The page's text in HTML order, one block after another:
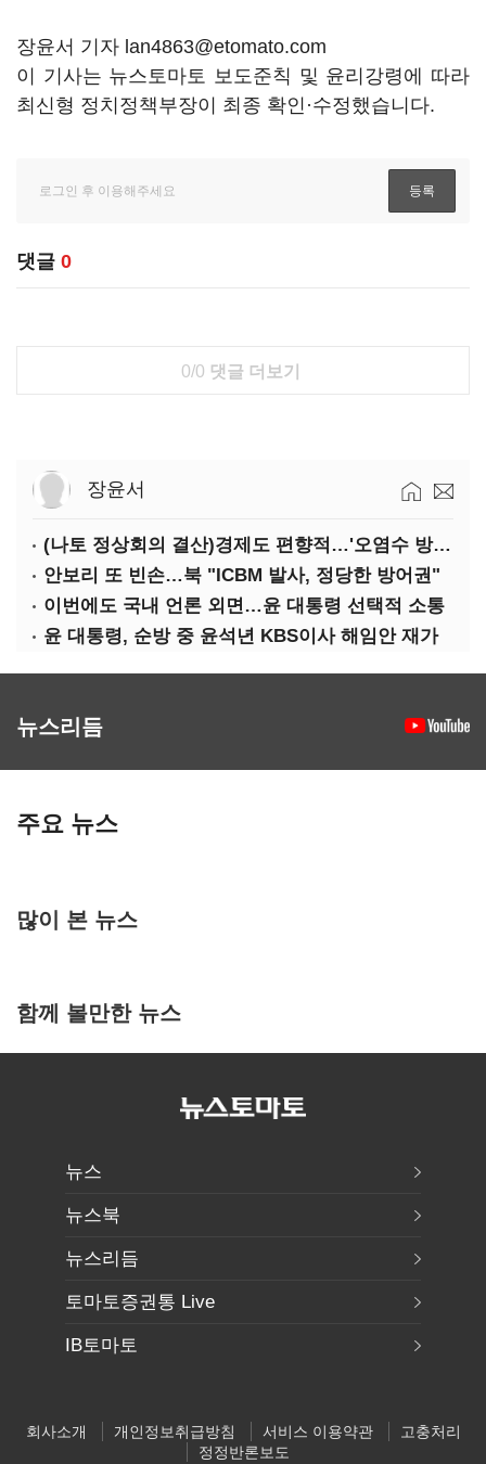
장윤서 기자 lan4863@etomato.com
이 기사는 뉴스토마토 보도준칙 및 윤리강령에 따라
최신형 정치정책부장이 최종 확인·수정했습니다.
댓글 0
0/0 댓글 더보기
장윤서
(나토 정상회의 결산)경제도 편향적…'오염수 방류'만 용인
안보리 또 빈손…북 "ICBM 발사, 정당한 방어권"
이번에도 국내 언론 외면…윤 대통령 선택적 소통
윤 대통령, 순방 중 윤석년 KBS이사 해임안 재가
뉴스리듬
주요 뉴스
많이 본 뉴스
함께 볼만한 뉴스
뉴스
뉴스북
뉴스리듬
토마토증권통 Live
IB토마토
회사소개 개인정보취급방침 서비스 이용약관
고충처리
정정반론보도